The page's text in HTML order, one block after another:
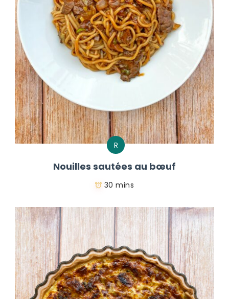
R
Nouilles sautées au bœuf
30 mins